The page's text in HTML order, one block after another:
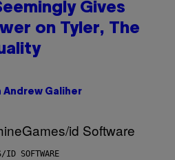
Gives
on Tyler, The
Andrew Galiher
ID SOFTWARE